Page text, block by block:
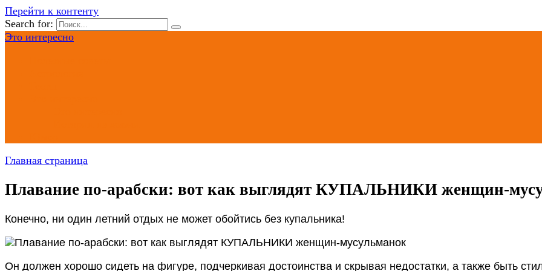
Перейти к контенту
Search for:
Это интересно
Главная страница
Плавание по-арабски: вот как выглядят КУПАЛЬНИКИ женщин-
Конечно, ни один летний отдых не может обойтись без купальника!
Он должен хорошо сидеть на фигуре, подчеркивая достоинства и скрывая недостатки, а также быть